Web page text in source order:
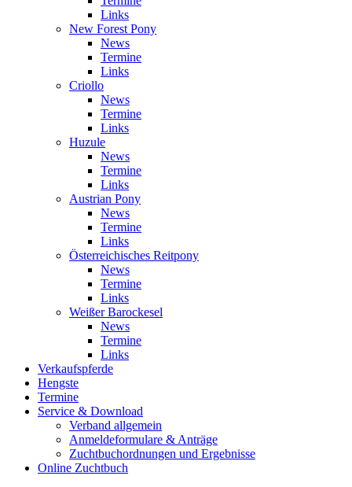
Links
New Forest Pony
News
Termine
Links
Criollo
News
Termine
Links
Huzule
News
Termine
Links
Austrian Pony
News
Termine
Links
Österreichisches Reitpony
News
Termine
Links
Weißer Barockesel
News
Termine
Links
Verkaufspferde
Hengste
Termine
Service & Download
Verband allgemein
Anmeldeformulare & Anträge
Zuchtbuchordnungen und Ergebnisse
Online Zuchtbuch